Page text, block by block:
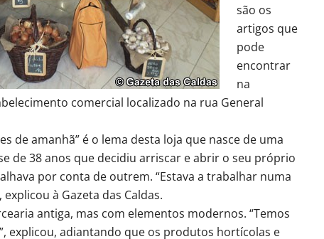
são os
artigos que
pode
encontrar
na
comercial localizado na rua General
de amanhã” é o lema desta loja que nasce de uma
de 38 anos que decidiu arriscar e abrir o seu próprio
por conta de outrem. “Estava a trabalhar numa
à Gazeta das Caldas.
antiga, mas com elementos modernos. “Temos
explicou, adiantando que os produtos hortícolas e